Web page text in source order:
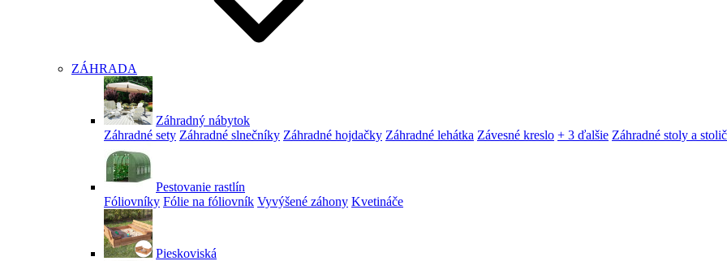
ZÁHRADA
Záhradný nábytok
Záhradné sety Záhradné slnečníky Záhradné hojdačky Záhradné lehátka Závesné kreslo + 3 ďalšie Záhradné stoly a
Pestovanie rastlín
Fóliovníky Fólie na fóliovník Vyvýšené záhony Kvetináče
Pieskoviská